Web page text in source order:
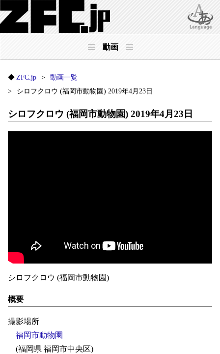
動画
ZFC.jp
動画一覧
シロフクロウ (福岡市動物園) 2019年4月23日
シロフクロウ (福岡市動物園) 2019年4月23日
シロフクロウ (福岡市動物園)
概要
撮影場所
福岡市動物園
(福岡県 福岡市中央区)